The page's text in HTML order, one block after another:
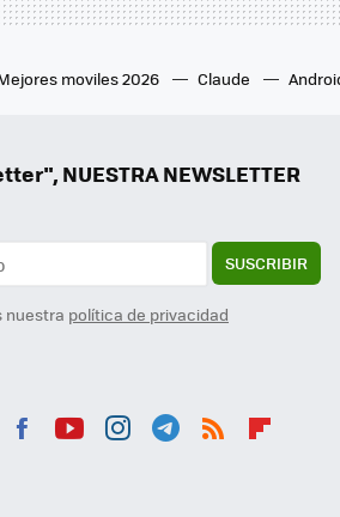
moviles 2026 Claude
NUESTRA NEWSLETTER
SUSCRIBIR
nuestra política de privacidad